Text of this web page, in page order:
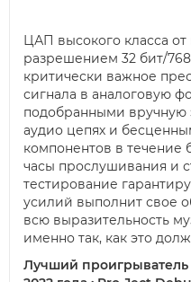
ЦАП высокого класса
разрешением 32 бит/
критически важное
сигнала в аналоговую
подобранными вручную
аудио цепях и
компонентов в течение
часы прослушивания и
тестирование
усилий выполнит свое
всю выразительность
именно так, как это
Лучший проигрыватель